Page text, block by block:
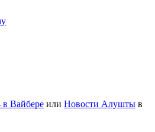
Вайбере или Новости Алушты в